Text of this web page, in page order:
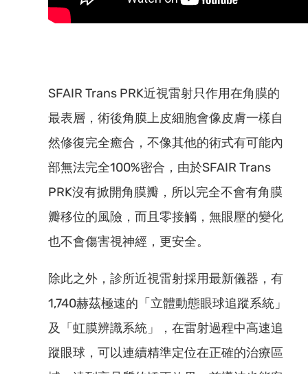
SFAIR Trans PRK近視雷射只作用在角膜的
最表層，術後角膜上皮細胞會像皮膚一樣自
然修復完全癒合，不像其他的術式有可能內
部無法完全100%密合，由於SFAIR Trans
PRK沒有掀開角膜瓣，所以完全不會有角膜
瓣移位的風險，而且零接觸，無眼壓的變化
也不會傷害視神經，更安全。
除此之外，診所近視雷射採用最新儀器，有
1,740赫茲極速的「立體動態眼球追蹤系統」
及「虹膜辨識系統」，在雷射過程中高速追
蹤眼球，可以連續精準定位在正確的治療區